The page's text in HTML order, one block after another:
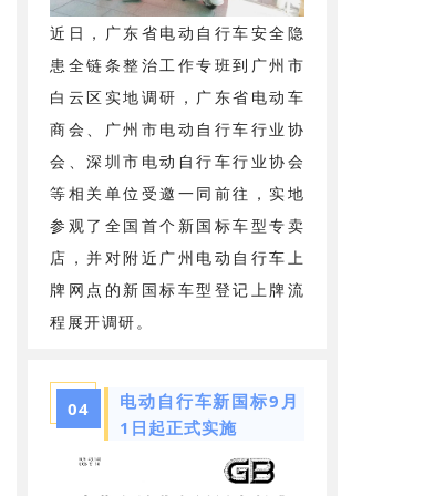
近日，广东省电动自行车安全隐
患全链条整治工作专班到广州市
白云区实地调研，广东省电动车
商会、广州市电动自行车行业协
会、深圳市电动自行车行业协会
等相关单位受邀一同前往，实地
参观了全国首个新国标车型专卖
店，并对附近广州电动自行车上
牌网点的新国标车型登记上牌流
程展开调研。
04
电动自行车新国标9月
1日起正式实施